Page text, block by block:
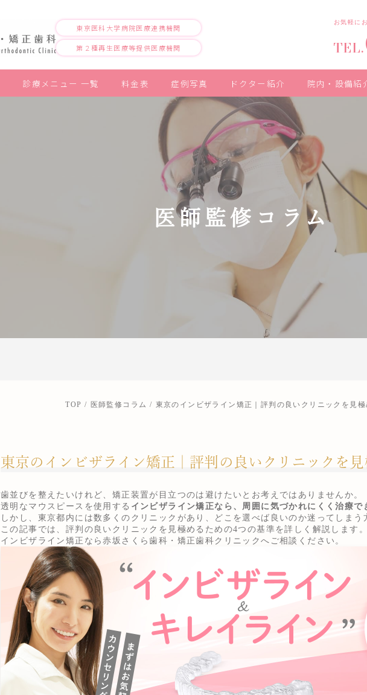
東京医科大学病院医療連携機関
第２種再生医療等提供医療機関
お気軽に
TEL.
診療メニュー 一覧 料金表 症例写真 ドクター紹介 院内・設備紹
医師監修コラム
TOP 医師監修コラム 東京のインビザライン矯正｜評判の良いクリニックを見
東京のインビザライン矯正｜評判の良いクリニックを
歯並びを整えたいけれど、矯正装置が目立つのは避けたいとお考えではありませんか。
透明なマウスピースを使用する インビザライン矯正なら、周囲に気づかれにくく治療で
しかし、東京都内には数多くのクリニックがあり、どこを選べば良いのか迷ってしまう
この記事では、評判の良いクリニックを見極めるための4つの基準を詳しく解説します。
インビザライン矯正なら赤坂さくら歯科・矯正歯科クリニックへご相談ください。